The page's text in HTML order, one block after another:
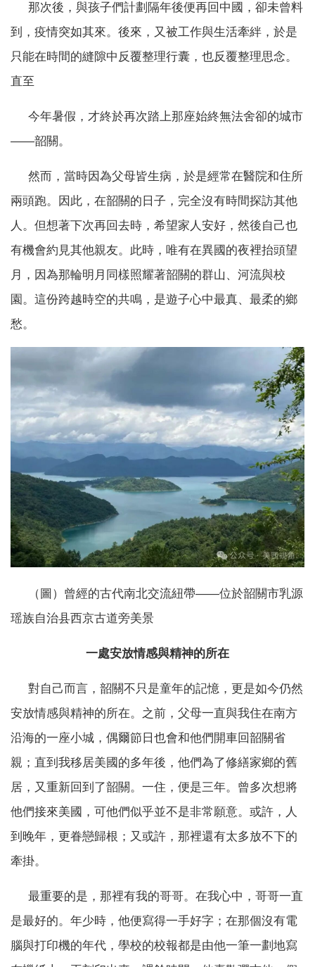
那次後，與孩子們計劃隔年後便再回中國，卻未曾料
到，疫情突如其來。後來，又被工作與生活牽絆，於是
只能在時間的縫隙中反覆整理行囊，也反覆整理思念。
直至
今年暑假，才終於再次踏上那座始終無法舍卻的城市
——韶關。
然而，當時因為父母皆生病，於是經常在醫院和住所
兩頭跑。因此，在韶關的日子，完全沒有時間探訪其他
人。但想著下次再回去時，希望家人安好，然後自己也
有機會約見其他親友。此時，唯有在異國的夜裡抬頭望
月，因為那輪明月同樣照耀著韶關的群山、河流與校
園。這份跨越時空的共鳴，是遊子心中最真、最柔的鄉
愁。
（圖）曾經的古代南北交流紐帶——位於韶關市乳源
瑶族自治县西京古道旁美景
一處安放情感與精神的所在
對自己而言，韶關不只是童年的記憶，更是如今仍然
安放情感與精神的所在。之前，父母一直與我住在南方
沿海的一座小城，偶爾節日也會和他們開車回韶關省
親；直到我移居美國的多年後，他們為了修繕家鄉的舊
居，又重新回到了韶關。一住，便是三年。曾多次想將
他們接來美國，可他們似乎並不是非常願意。或許，人
到晚年，更眷戀歸根；又或許，那裡還有太多放不下的
牽掛。
最重要的是，那裡有我的哥哥。在我心中，哥哥一直
是最好的。年少時，他便寫得一手好字；在那個沒有電
腦與打印機的年代，學校的校報都是由他一筆一劃地寫